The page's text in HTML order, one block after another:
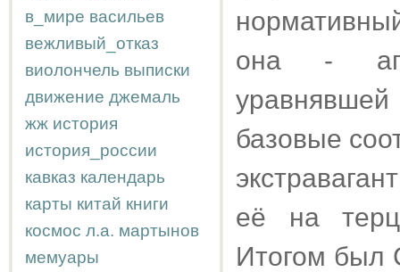
в_мире васильев
вежливый_отказ
виолончель выписки
движение джемаль
жж история
история_россии
кавказ календарь
карты китай книги
космос л.а. мартынов
мемуары
она -
базовые
её на
Итогом был